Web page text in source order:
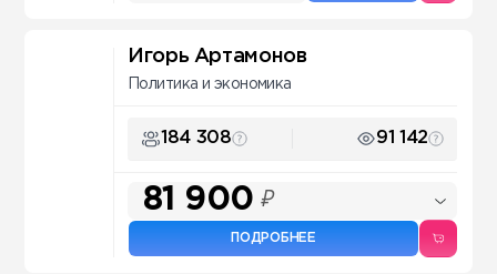
Игорь Артамонов
Политика и экономика
184 308 91 142
81 900 ₽
ПОДРОБНЕЕ